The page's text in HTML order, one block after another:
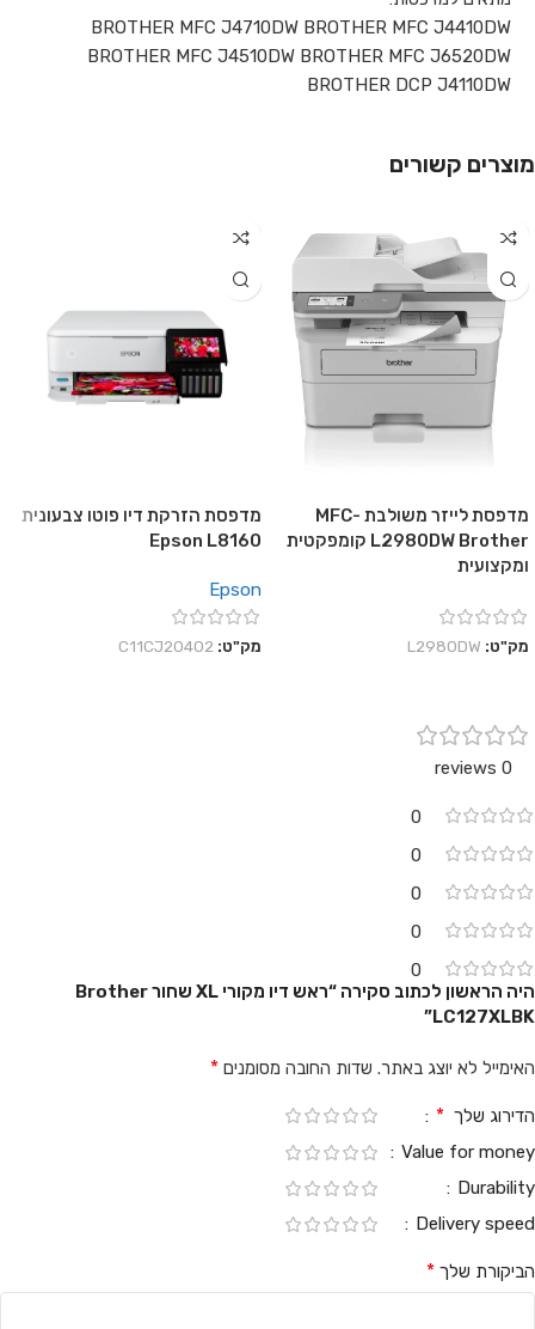
BROTHER MFC J4710DW BROTHER MFC J4410DW
BROTHER MFC J4510DW BROTHER MFC J6520DW
BROTHER DCP J4110DW
מוצרים קשורים
מדפסת לייזר משולבת MFC-
L2980DW Brother קומפקטית
ומקצועית
מק"ט: L2980DW
מדפסת הזרקת דיו פוטו צבעונית
Epson L8160
Epson
מק"ט: C11CJ20402
0 reviews
0
0
0
0
0
היה הראשון לכתוב סקירה “ראש דיו מקורי XL שחור Brother
LC127XLBK”
האימייל לא יוצג באתר. שדות החובה מסומנים *
הדירוג שלך *
Value for money
Durability
Delivery speed
הביקורת שלך *